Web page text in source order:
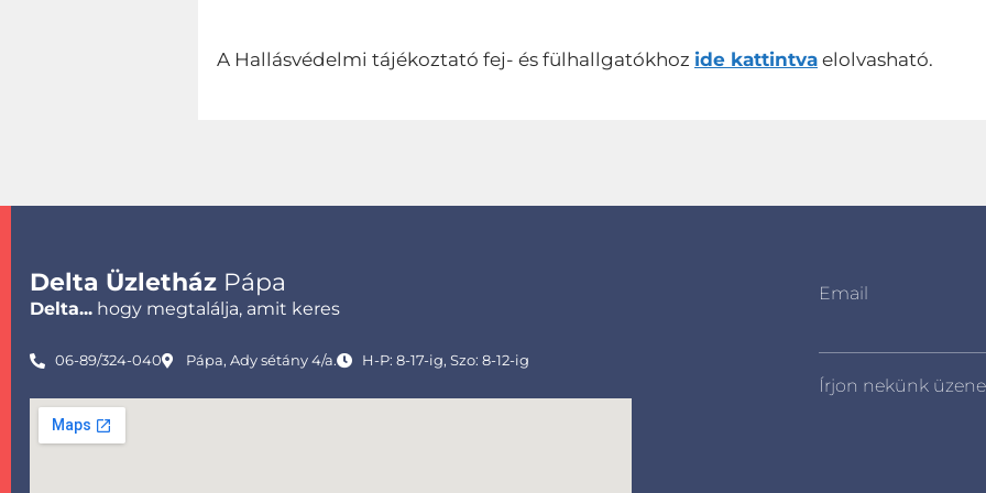
A Hallásvédelmi tájékoztató fej- és fülhallgatókhoz ide kattintva elolvasható.
Delta Üzletház Pápa
Delta... hogy megtalálja, amit keres
06-89/324-040 Pápa, Ady sétány 4/a. H-P: 8-17-ig, Szo: 8-12-ig
Email
Írjon nekünk